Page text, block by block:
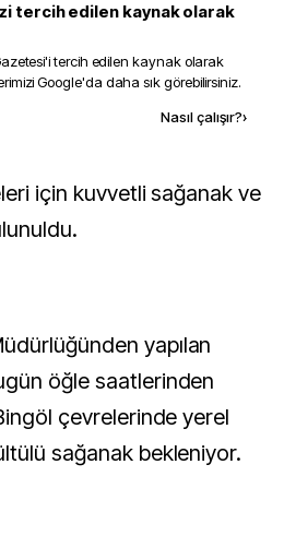
tercih edilen kaynak olarak
'i tercih edilen kaynak olarak
Google'da daha sık görebilirsiniz.
Nasıl çalışır?›
yapılan
öğle saatlerinden
çevrelerinde yerel
sağanak bekleniyor.